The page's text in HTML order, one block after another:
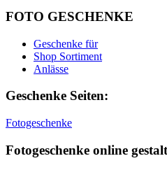
FOTO GESCHENKE
Geschenke für
Shop Sortiment
Anlässe
Geschenke Seiten:
Fotogeschenke
Fotogeschenke online